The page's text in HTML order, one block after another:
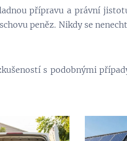
přípravu a právní
peněz. Nikdy se
s podobnými